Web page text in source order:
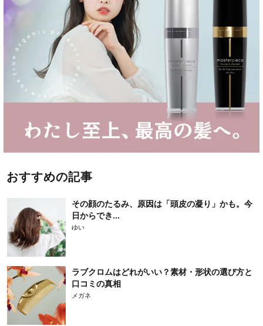
おすすめの記事
その顔のたるみ、原因は「頭皮の凝り」かも。今
日からでき...
ゆい
ラブクロムはどれがいい？素材・形状の選び方と
口コミの真相
メガネ